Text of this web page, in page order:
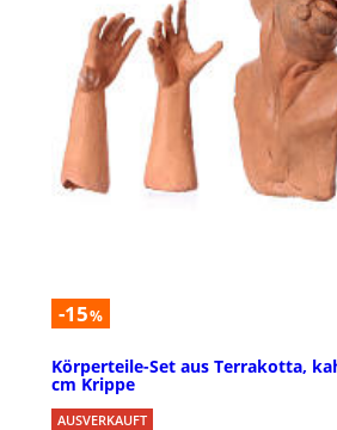
-15%
Körperteile-Set aus Terrakotta,
cm Krippe
AUSVERKAUFT